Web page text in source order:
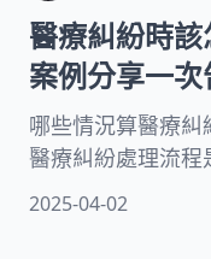
醫療糾紛時
案例分享一次
哪些情況算醫療糾
醫療糾紛處理流程
疑問，資深律師也
2025-04-02